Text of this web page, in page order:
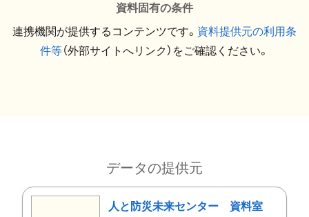
資料固有の条件
連携機関が提供するコンテンツです。 資料提供元の利用条
件等（外部サイトへリンク）をご確認ください。
データの提供元
人と防災未来センター 資料室